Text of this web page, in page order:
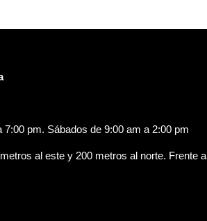
pm. Sábados de 9:00 am a 2:00 pm
al este y 200 metros al norte. Frente a